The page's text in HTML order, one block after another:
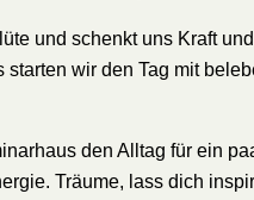
und schenkt uns Kraft
starten wir den Tag mit
den Alltag für ein
Träume, lass dich